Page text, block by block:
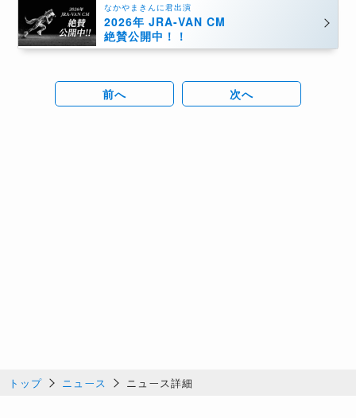
なかやまきんに君出演
2026年 JRA-VAN CM
絶賛公開中！！
前へ 次へ
トップ ニュース ニュース詳細